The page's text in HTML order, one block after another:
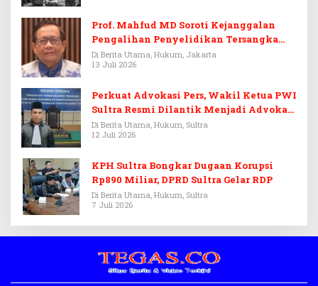
Prof. Mahfud MD Soroti Kejanggalan
Pengalihan Penyelidikan Tersangka
Febrie Adriansyah
Di Berita Utama, Hukum, Jakarta
13 Juli 2026
Perkuat Advokasi Pers, Wakil Ketua PWI
Sultra Resmi Dilantik Menjadi Advokat
PERADI
Di Berita Utama, Hukum, Sultra
12 Juli 2026
KPH Sultra Bongkar Dugaan Korupsi
Rp890 Miliar, DPRD Sultra Gelar RDP
Di Berita Utama, Hukum, Sultra
7 Juli 2026